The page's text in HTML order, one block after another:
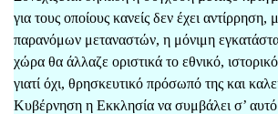
για τους οποίους κανείς δεν έχει αντίρρηση,
παρανόμων μεταναστών, η μόνιμη
χώρα θα άλλαζε οριστικά το εθνικό,
γιατί όχι, θρησκευτικό πρόσωπό της και
Κυβέρνηση η Εκκλησία να συμβάλει σ’